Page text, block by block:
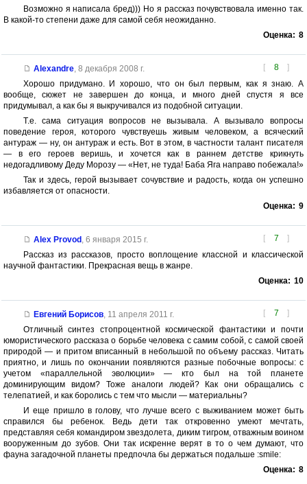
Возможно я написала бред))) Но я рассказ почувствовала именно так.
В какой-то степени даже для самой себя неожиданно.
Оценка: 8
[ 8 ]
Alexandre, 8 декабря 2008 г.
Хорошо придумано. И хорошо, что он был первым, как я знаю. А
вообще, сюжет не завершен до конца, и много дней спустя я все
придумывал, а как бы я выкручивался из подобной ситуации.
Т.е. сама ситуация вопросов не вызывала. А вызывало вопросы
поведение героя, которого чувствуешь живым человеком, а всяческий
антураж — ну, он антураж и есть. Вот в этом, в частности талант писателя
— в его героев веришь, и хочется как в раннем детстве крикнуть
недогадливому Деду Морозу — «Нет, не туда! Баба Яга направо побежала!»
Так и здесь, герой вызывает сочувствие и радость, когда он успешно
избавляется от опасности.
Оценка: 9
[ 7 ]
Alex Provod , 6 января 2015 г.
Рассказ из рассказов, просто воплощение классной и классической
научной фантастики. Прекрасная вещь в жанре.
Оценка: 10
[ 7 ]
Евгений Борисов, 11 апреля 2011 г.
Отличный синтез стопроцентной космической фантастики и почти
юмористического рассказа о борьбе человека с самим собой, с самой своей
природой — и притом вписанный в небольшой по объему рассказ. Читать
приятно, и лишь по окончании появляются разные побочные вопросы: с
учетом «параллельной эволюции» — кто был на той планете
доминирующим видом? Тоже аналоги людей? Как они обращались с
телепатией, и как боролись с тем что мысли — материальны?
И еще пришло в голову, что лучше всего с выживанием может быть
справился бы ребенок. Ведь дети так откровенно умеют мечтать,
представляя себя командиром звездолета, диким тигром, отважным воином
вооруженным до зубов. Они так искренне верят в то о чем думают, что
фауна загадочной планеты предпочла бы держаться подальше :smile:
Оценка: 8